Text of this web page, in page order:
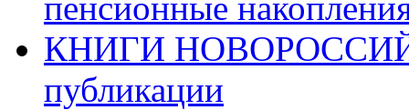
КНИГИ
публикации